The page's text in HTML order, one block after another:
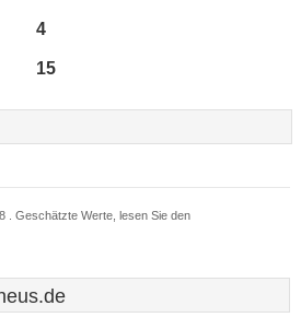
4
15
. Geschätzte Werte, lesen Sie den